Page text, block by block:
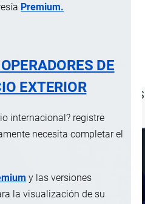
Premium.
DE
EXTERIOR
internacional? registre
necesita completar el
y las versiones
la visualización de su
formas primarias
ÍNDICE DE CONTENIDOS